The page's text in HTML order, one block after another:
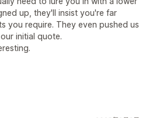
up, they'll insist you're far
you require. They even pushed us
initial quote.